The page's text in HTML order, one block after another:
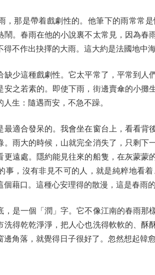
那是帶着戲劇性的。他筆下的雨常常
鬧。春雨在他的小說裏不太常見，因為
得不作出抉擇的大雨。這大約是法國地中
這種戲劇性。它太平常了，平常到人
安之若素的。即使下雨，街邊賣傘的小
生：隨遇而安，不急不躁。
合發呆的。我會坐在窗台上，看看背
。雨大的時候，山就完全消失了，只剩
更遠處。隱約能見往來的船隻，在灰蒙
事，沒有非見不可的人，就是純粹地看
藉口。這種心安理得的散漫，這是春雨的
一個「潤」字。它不像江南的春雨那
洗得乾乾淨淨，把人心也洗得軟軟的、
邊角落，就覺得日子很好了。忽然想起韓